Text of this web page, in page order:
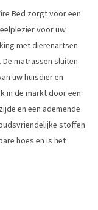
Bed zorgt voor een
voor uw
met dierenartsen
matrassen sluiten
uw huisdier en
in de markt door een
en een ademende
stoffen
hoes en is het